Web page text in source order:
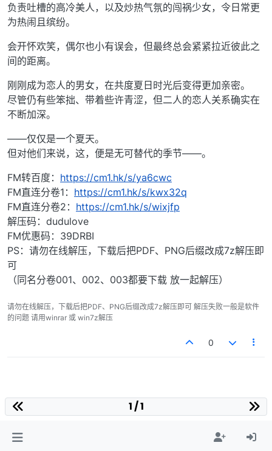
负责吐槽的高冷美人，以及炒热气氛的闯祸少女，令日常更
为热闹且缤纷。
会开怀欢笑，偶尔也小有误会，但最终总会紧紧拉近彼此之
间的距离。
刚刚成为恋人的男女，在共度夏日时光后变得更加亲密。
尽管仍有些笨拙、带着些许青涩，但二人的恋人关系确实在
不断加深。
——仅仅是一个夏天。
但对他们来说，这，便是无可替代的季节——。
FM转百度： https://cm1.hk/s/ya6cwc
FM直连分卷1： https://cm1.hk/s/kwx32q
FM直连分卷2： https://cm1.hk/s/wixjfp
解压码：dudulove
FM优惠码：39DRBI
PS：请勿在线解压，下载后把PDF、PNG后缀改成7z解压即
可
（同名分卷001、002、003都要下载 放一起解压）
请勿在线解压，下载后把PDF、PNG后缀改成7z解压即可 解压失败一般是软件
的问题 请用winrar 或 win7z解压
0
1 / 1